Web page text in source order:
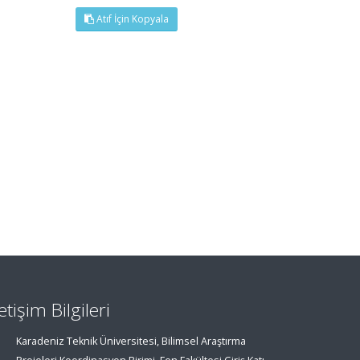
Atıf İçin Kopyala
Bilgileri
Karadeniz Teknik Üniversitesi, Bilimsel Araştırma